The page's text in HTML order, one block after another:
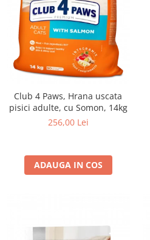
Club 4 Paws, Hrana uscata
pisici adulte, cu Somon, 14kg
256,00 Lei
ADAUGA IN COS